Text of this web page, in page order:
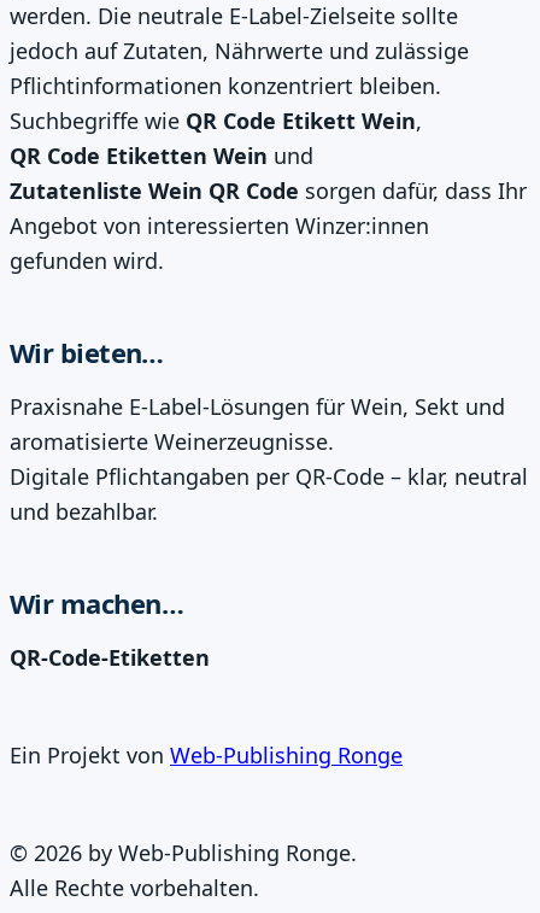
werden. Die neutrale E-Label-Zielseite sollte
jedoch auf Zutaten, Nährwerte und zulässige
Pflichtinformationen konzentriert bleiben.
Suchbegriffe wie QR Code Etikett Wein,
QR Code Etiketten Wein und
Zutatenliste Wein QR Code sorgen dafür, dass Ihr
Angebot von interessierten Winzer:innen
gefunden wird.
Wir bieten…
Praxisnahe E-Label-Lösungen für Wein, Sekt und
aromatisierte Weinerzeugnisse.
Digitale Pflichtangaben per QR-Code – klar, neutral
und bezahlbar.
Wir machen…
QR-Code-Etiketten
Ein Projekt von Web-Publishing Ronge
© 2026 by Web-Publishing Ronge.
Alle Rechte vorbehalten.